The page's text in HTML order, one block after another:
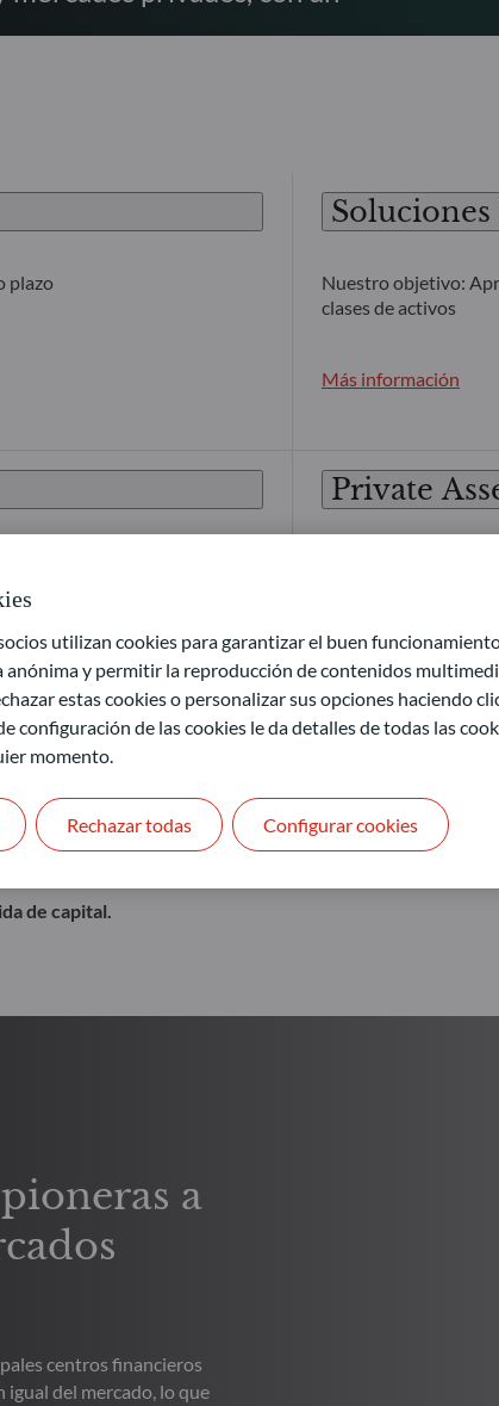
plazo
Nuestro objetivo:
clases de activos
Más información
de mercado
Private
Nuestro objetivo:
Más información
de capital.
a
centros financieros
del mercado, lo que
utilizan cookies para garantizar el buen
anónima y permitir la reproducción de contenidos
estas cookies o personalizar sus opciones haciendo
configuración de las cookies le da detalles de todas las
momento.
Rechazar todas Configurar cookies